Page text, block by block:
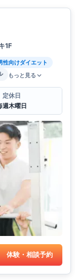
1F
性向けダイエット
もっと見る
定休日
週木曜日
体験・相談予約